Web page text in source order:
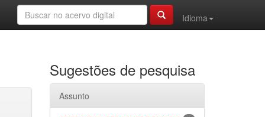
Idioma
Sugestões de pesquisa
Assunto